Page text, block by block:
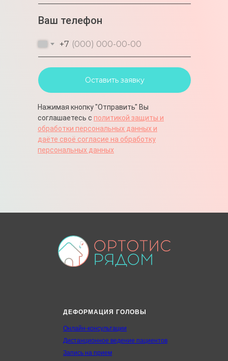
Нажимая кнопку "Отправить" Вы
соглашаетесь с политикой защиты и
обработки персональных данных и
даёте своё согласие на обработку
персональных данных
Ваш телефон
+7
Оставить заявку
ДЕФОРМАЦИЯ ГОЛОВЫ
Онлайн-консультации
Дистанционное ведение пациентов
Запись на прием